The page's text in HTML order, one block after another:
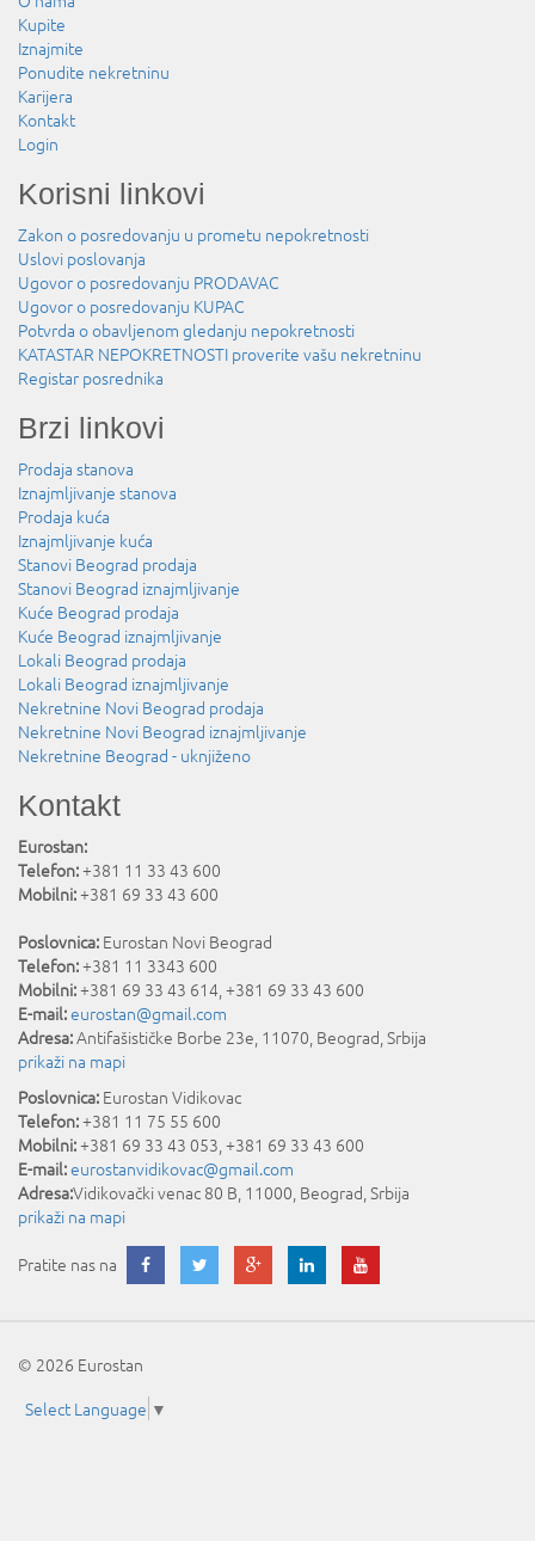
Kupite
Iznajmite
Ponudite nekretninu
Karijera
Kontakt
Login
Korisni linkovi
Zakon o posredovanju u prometu nepokretnosti
Uslovi poslovanja
Ugovor o posredovanju PRODAVAC
Ugovor o posredovanju KUPAC
Potvrda o obavljenom gledanju nepokretnosti
KATASTAR NEPOKRETNOSTI proverite vašu nekretninu
Registar posrednika
Brzi linkovi
Prodaja stanova
Iznajmljivanje stanova
Prodaja kuća
Iznajmljivanje kuća
Stanovi Beograd prodaja
Stanovi Beograd iznajmljivanje
Kuće Beograd prodaja
Kuće Beograd iznajmljivanje
Lokali Beograd prodaja
Lokali Beograd iznajmljivanje
Nekretnine Novi Beograd prodaja
Nekretnine Novi Beograd iznajmljivanje
Nekretnine Beograd - uknjiženo
Kontakt
Eurostan:
Telefon:+381 11 33 43 600
Mobilni:+381 69 33 43 600
Poslovnica: Eurostan Novi Beograd
Telefon:+381 11 3343 600
Mobilni:+381 69 33 43 614, +381 69 33 43 600
E-mail:eurostan@gmail.com
Adresa:Antifašističke Borbe 23e, 11070, Beograd,Srbija
prikaži na mapi
Poslovnica: Eurostan Vidikovac
Telefon:+381 11 75 55 600
Mobilni:+381 69 33 43 053, +381 69 33 43 600
E-mail:eurostanvidikovac@gmail.com
Adresa:Vidikovački venac 80 B, 11000, Beograd,Srbija
prikaži na mapi
Pratite nas na
© 2026 Eurostan
Select Language ▼